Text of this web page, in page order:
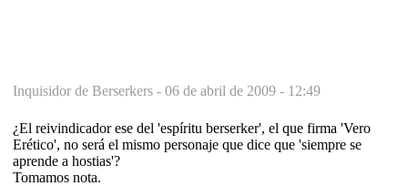
Inquisidor de Berserkers - 06 de abril de 2009 - 12:49
¿El reivindicador ese del 'espíritu berserker', el que firma 'Vero
Erético', no será el mismo personaje que dice que 'siempre se
aprende a hostias'?
Tomamos nota.